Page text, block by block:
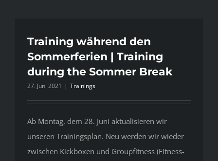
Training während den
Sommerferien | Training
during the Sommer Break
27. Juni 2021 | Trainings
Ab Montag, dem 28. Juni aktualisieren wir
unseren Trainingsplan. Neu werden wir wieder
zwischen Kickboxen und Groupfitness (Fitness-